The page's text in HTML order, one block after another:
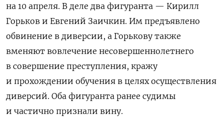
на 10 апреля. В деле два фигуранта — Кирилл
Горьков и Евгений Заичкин. Им предъявлено
обвинение в диверсии, а Горькову также
вменяют вовлечение несовершеннолетнего
в совершение преступления, кражу
и прохождении обучения в целях осуществления
диверсий. Оба фигуранта ранее судимы
и частично признали вину.